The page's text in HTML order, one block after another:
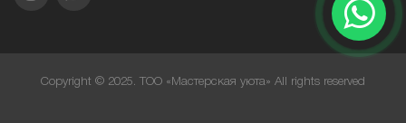
Copyright © 2025. ТОО «Мастерская уюта» All rights reserved